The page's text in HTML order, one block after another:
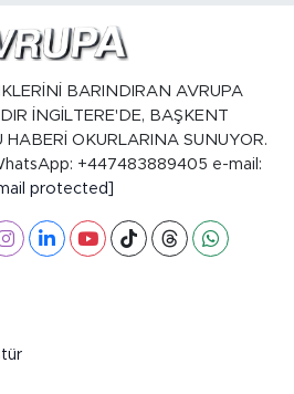
BARINDIRAN AVRUPA
İNGİLTERE'DE, BAŞKENT
OKURLARINA SUNUYOR.
+447483889405 e-mail:
protected]